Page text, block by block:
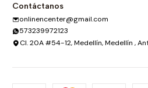
Contáctanos
onlinencenter@gmail.com
573239972123
Cl. 20A #54-12, Medellín, Medellín ,